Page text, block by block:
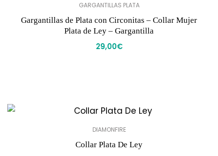
GARGANTILLAS PLATA
Gargantillas de Plata con Circonitas – Collar Mujer
Plata de Ley – Gargantilla
29,00€
DIAMONFIRE
Collar Plata De Ley